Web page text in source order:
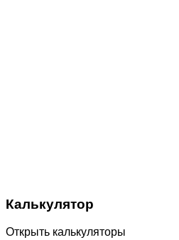
Калькулятор
Открыть калькуляторы